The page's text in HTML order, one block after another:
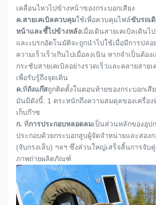
เคลื่อนไหวไปข้างหน้าของกระบอกเสียง
ค.สายเคเบิลควบคุมใช้เพื่อควบคุมไฟล์ขับรถเ
หน้าและชี้ไปข้างหลังเมื่อเดินสายเคเบิลเดิน
และเบรกอัตโนมัติจะถูกนำไปใช้เมื่อมีการปล่อ
ความเร็วเร็วเกินไปเมื่อลงเนิน หากจำเป็นต้อ
กระชับสายเคเบิลอย่างรวดเร็วและคลายสายเ
เพื่อรับรู้ถึงจุดเดิน
ค.ที่ถังแก๊สถูกติดตั้งในตอนท้ายของกระบอกเสี
มันมีดังนี้: 1 ตระหนักถึงความสมดุลของเครื่อง
เก็บก๊าซ
ก. ที่การประกอบหลอดลมเป็นส่วนหลักของอุ
ประกอบด้วยกระบอกสูบผู้จัดจำหน่ายและสอง
(จับกรงเล็บ) ฯลฯ ซึ่งส่วนใหญ่เสร็จสิ้นการจับคู่
ภาพถ่ายผลิตภัณฑ์